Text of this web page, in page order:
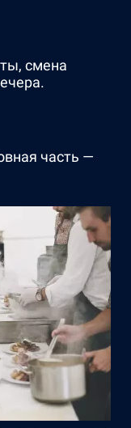
смена
часть —